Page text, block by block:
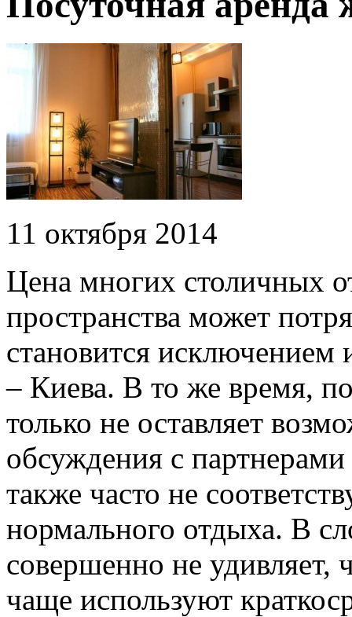
11 октября 2014
Цена многих столичных
пространства может
становится
– Киева. В то же время,
только не оставляет
обсуждения с
также часто не
нормального отдыха. В
совершенно не удивляет,
чаще используют